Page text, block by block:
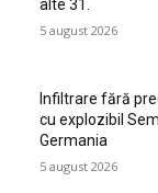
alte 31.
5 august 2026
Infiltrare fără
cu explozibil
Germania
5 august 2026